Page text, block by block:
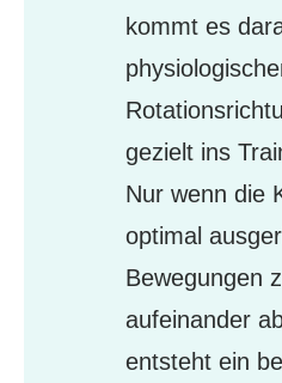
kommt es
gezielt ins
Nur wenn die
optimal
Bewegungen
aufeinander
entsteht ein